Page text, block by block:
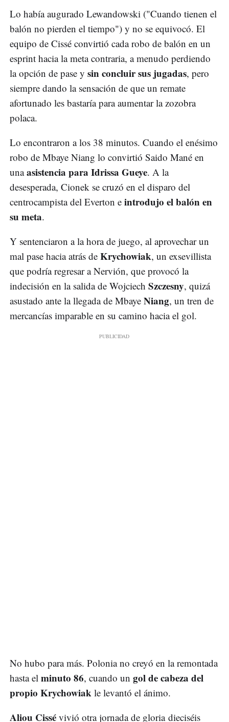
Lo había augurado Lewandowski ("Cuando tienen el
balón no pierden el tiempo") y no se equivocó. El
equipo de Cissé convirtió cada robo de balón en un
esprint hacia la meta contraria, a menudo perdiendo
la opción de pase y sin concluir sus jugadas, pero
siempre dando la sensación de que un remate
afortunado les bastaría para aumentar la zozobra
polaca.
Lo encontraron a los 38 minutos. Cuando el enésimo
robo de Mbaye Niang lo convirtió Saido Mané en
unaasistencia para Idrissa Gueye. A la
desesperada, Cionek se cruzó en el disparo del
centrocampista del Everton e introdujo el balón en
su meta.
Y sentenciaron a la hora de juego, al aprovechar un
mal pase hacia atrás de Krychowiak, un exsevillista
que podría regresar a Nervión, que provocó la
indecisión en la salida de Wojciech Szczesny, quizá
asustado ante la llegada de Mbaye Niang, un tren de
mercancías imparable en su camino hacia el gol.
No hubo para más. Polonia no creyó en la remontada
hasta el minuto 86, cuando un gol de cabeza del
propio Krychowiak le levantó el ánimo.
Aliou Cissé vivió otra jornada de gloria dieciséis